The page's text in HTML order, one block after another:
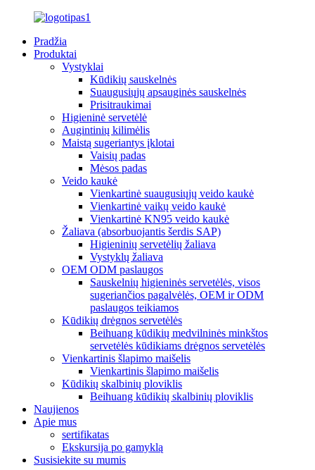
Pradžia
Produktai
Vystyklai
Kūdikių sauskelnės
Suaugusiųjų apsauginės sauskelnės
Prisitraukimai
Higieninė servetėlė
Augintinių kilimėlis
Maistą sugeriantys įklotai
Vaisių padas
Mėsos padas
Veido kaukė
Vienkartinė suaugusiųjų veido kaukė
Vienkartinė vaikų veido kaukė
Vienkartinė KN95 veido kaukė
Žaliava (absorbuojantis šerdis SAP)
Higieninių servetėlių žaliava
Vystyklų žaliava
OEM ODM paslaugos
Sauskelnių higieninės servetėlės, visos
sugeriančios pagalvėlės, OEM ir ODM
paslaugos teikiamos
Kūdikių drėgnos servetėlės
Beihuang kūdikių medvilninės minkštos
servetėlės ​​kūdikiams drėgnos servetėlės
Vienkartinis šlapimo maišelis
Vienkartinis šlapimo maišelis
Kūdikių skalbinių ploviklis
Beihuang kūdikių skalbinių ploviklis
Naujienos
Apie mus
sertifikatas
Ekskursija po gamyklą
Susisiekite su mumis